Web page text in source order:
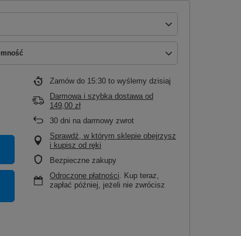
Zamów do 15:30 to wyślemy dzisiaj
Darmowa i szybka dostawa od
149,00 zł
30 dni na darmowy zwrot
Sprawdź, w którym sklepie obejrzysz
i kupisz od ręki
Bezpieczne zakupy
Odroczone płatności. Kup teraz,
zapłać później, jeżeli nie zwrócisz